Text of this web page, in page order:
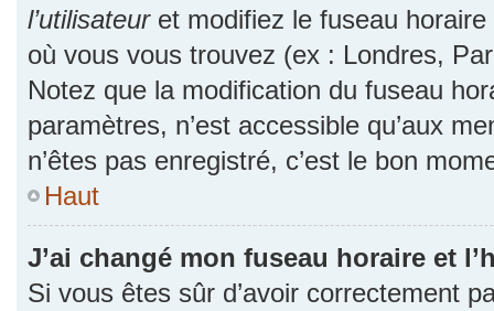
l’utilisateuret modifiez le fuseau horaire
où vous vous trouvez (ex : Londres,
Notez que la modification du fuseau
paramètres, n’est accessible qu’aux
n’êtes pas enregistré, c’est le bon
Haut
J’ai changé mon fuseau horaire et
Si vous êtes sûr d’avoir correctement